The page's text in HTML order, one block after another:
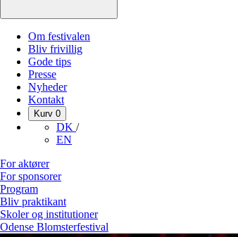
Om festivalen
Bliv frivillig
Gode tips
Presse
Nyheder
Kontakt
Kurv 0
DK /
EN
For aktører
For sponsorer
Program
Bliv praktikant
Skoler og institutioner
Odense Blomsterfestival